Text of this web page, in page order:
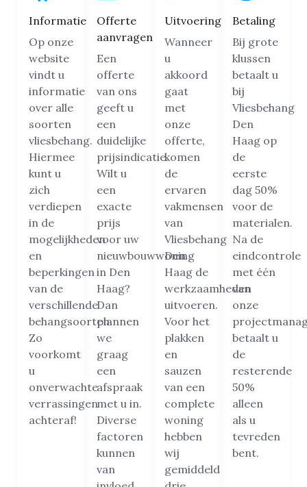
Informatie
Op onze
website
vindt u
informatie
over alle
soorten
vliesbehang.
Hiermee
kunt u
zich
verdiepen
in de
mogelijkheden
en
beperkingen
van de
verschillende
behangsoorten.
Zo
voorkomt
u
onverwachte
verrassingen
achteraf!
Offerte
aanvragen
Een
offerte
van ons
geeft u
een
duidelijke
prijsindicatie.
Wilt u
een
exacte
prijs
voor uw
nieuwbouwwoning
in Den
Haag?
Dan
plannen
we
graag
een
afspraak
met u in.
Diverse
factoren
kunnen
van
Uitvoering
Wanneer
u
akkoord
gaat
met
onze
offerte,
komen
de
ervaren
vakmensen
van
Vliesbehang
Den
Haag de
werkzaamheden
uitvoeren.
Voor het
plakken
en
sauzen
van een
complete
woning
hebben
wij
gemiddeld
Betaling
Bij grote
klussen
betaalt u
bij
Vliesbehang
Den
Haag op
de
eerste
dag 50%
voor de
materialen.
Na de
eindcontrole
met één
van
onze
betaalt u
de
resterende
50%
alleen
als u
tevreden
bent.